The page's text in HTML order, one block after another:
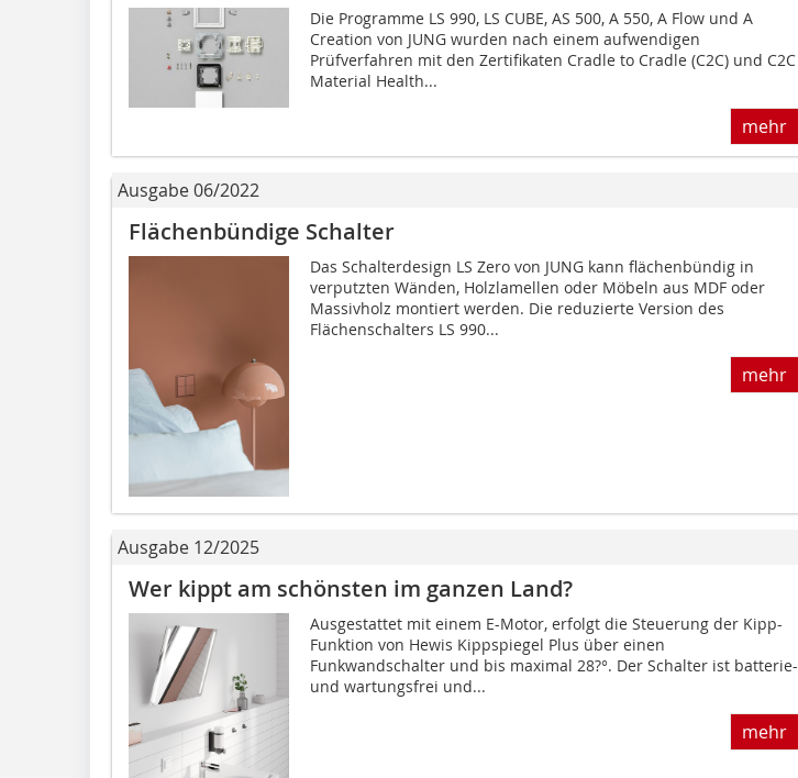
Die Programme LS 990, LS CUBE, AS 500, A 550, A Flow und A
Creation von JUNG wurden nach einem aufwendigen
Prüfverfahren mit den Zertifikaten Cradle to Cradle (C2C) und C2C
Material Health...
mehr
Ausgabe 06/2022
Flächenbündige Schalter
Das Schalterdesign LS Zero von JUNG kann flächenbündig in
verputzten Wänden, Holzlamellen oder Möbeln aus MDF oder
Massivholz montiert werden. Die reduzierte Version des
Flächenschalters LS 990...
mehr
Ausgabe 12/2025
Wer kippt am schönsten im ganzen Land?
Ausgestattet mit einem E-Motor, erfolgt die Steuerung der Kipp-
Funktion von Hewis Kippspiegel Plus über einen
Funkwandschalter und bis maximal 28?°. Der Schalter ist batterie-
und wartungsfrei und...
mehr